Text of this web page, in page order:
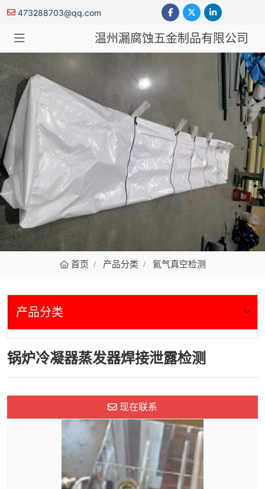
473288703@qq.com
温州漏腐蚀五金制品有限公司
氦气真空检测
首页 产品分类 氦气真空检测
产品分类
锅炉冷凝器蒸发器焊接泄露检测
现在联系